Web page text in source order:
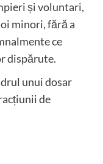
și voluntari,
minori, fără a
ce
dispărute.
unui dosar
de